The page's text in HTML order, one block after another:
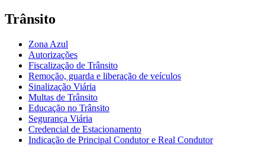
Trânsito
Zona Azul
Autorizações
Fiscalização de Trânsito
Remoção, guarda e liberação de veículos
Sinalização Viária
Multas de Trânsito
Educação no Trânsito
Segurança Viária
Credencial de Estacionamento
Indicação de Principal Condutor e Real Condutor